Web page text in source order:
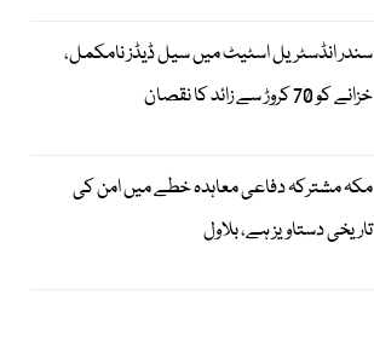
سندر انڈسٹریل اسٹیٹ میں سیل ڈیڈز نامکمل،
خزانے کو 70 کروڑ سے زائد کا نقصان
مکہ مشترکہ دفاعی معاہدہ خطے میں امن کی
تاریخی دستاویز ہے، بلاول